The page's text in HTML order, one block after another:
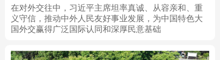
彩票 娱乐 时尚 悦读
在对外交往中，习近平主席坦率真诚、从容亲和、重
义守信，推动中外人民友好事业发展，为中国特色大
国外交赢得广泛国际认同和深厚民意基础